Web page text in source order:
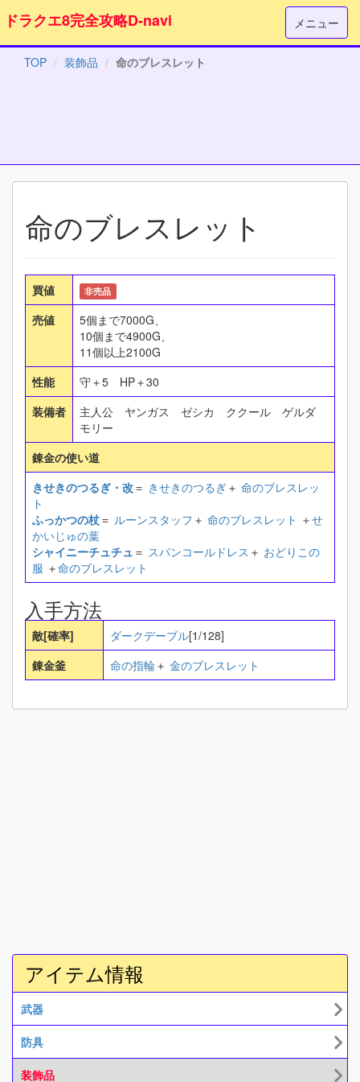
メニュー
ドラクエ8完全攻略D-navi
TOP 装飾品 命のブレスレット
命のブレスレット
買値 非売品
売値
5個まで7000G、
10個まで4900G、
11個以上2100G
性能
守＋5 HP＋30
装備者
主人公 ヤンガス ゼシカ ククール ゲルダ
モリー
錬金の使い道
きせきのつるぎ・改＝ きせきのつるぎ＋ 命のブレスレッ
ト
ふっかつの杖＝ ルーンスタッフ ＋ 命のブレスレット ＋せ
かいじゅの葉
シャイニーチュチュ ＝ スパンコールドレス ＋ おどりこの
服 ＋命のブレスレット
入手方法
敵[確率] ダークデーブル[1/128]
錬金釜
命の指輪 ＋ 金のブレスレット
アイテム情報
武器
防具
装飾品